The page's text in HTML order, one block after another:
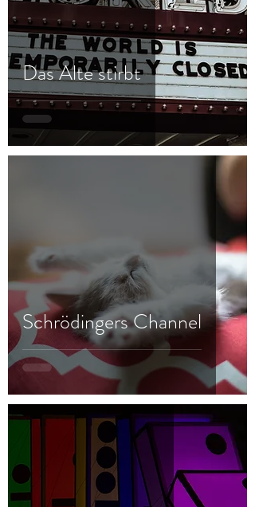
Das Alte stirbt
Schrödingers Channel